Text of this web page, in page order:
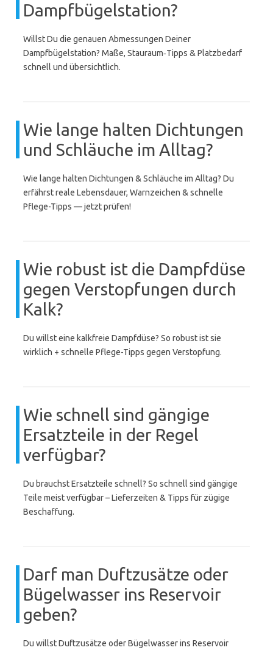
Dampfbügelstation?
Willst Du die genauen Abmessungen Deiner
Dampfbügelstation? Maße, Stauraum‑Tipps & Platzbedarf
schnell und übersichtlich.
Wie lange halten Dichtungen
und Schläuche im Alltag?
Wie lange halten Dichtungen & Schläuche im Alltag? Du
erfährst reale Lebensdauer, Warnzeichen & schnelle
Pflege-Tipps — jetzt prüfen!
Wie robust ist die Dampfdüse
gegen Verstopfungen durch
Kalk?
Du willst eine kalkfreie Dampfdüse? So robust ist sie
wirklich + schnelle Pflege-Tipps gegen Verstopfung.
Wie schnell sind gängige
Ersatzteile in der Regel
verfügbar?
Du brauchst Ersatzteile schnell? So schnell sind gängige
Teile meist verfügbar – Lieferzeiten & Tipps für zügige
Beschaffung.
Darf man Duftzusätze oder
Bügelwasser ins Reservoir
geben?
Du willst Duftzusätze oder Bügelwasser ins Reservoir